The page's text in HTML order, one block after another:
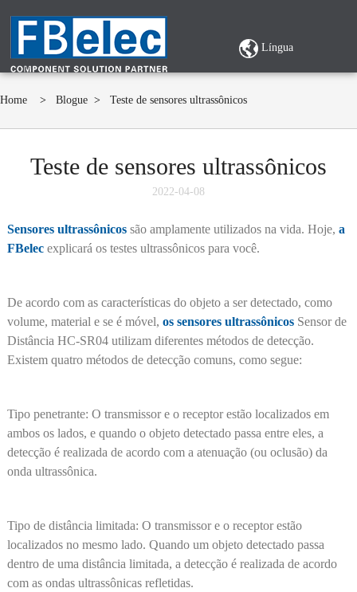
Língua
Home > Blogue > Teste de sensores ultrassônicos
Teste de sensores ultrassônicos
2022-04-08
Sensores ultrassônicossão amplamente utilizados na vida. Hoje, a
FBelecexplicará os testes ultrassônicos para você.
De acordo com as características do objeto a ser detectado, como
volume, material e se é móvel, os sensores ultrassônicosSensor de
Distância HC-SR04 utilizam diferentes métodos de detecção.
Existem quatro métodos de detecção comuns, como segue:
Tipo penetrante: O transmissor e o receptor estão localizados em
ambos os lados, e quando o objeto detectado passa entre eles, a
detecção é realizada de acordo com a atenuação (ou oclusão) da
onda ultrassônica.
Tipo de distância limitada: O transmissor e o receptor estão
localizados no mesmo lado. Quando um objeto detectado passa
dentro de uma distância limitada, a detecção é realizada de acordo
com as ondas ultrassônicas refletidas.